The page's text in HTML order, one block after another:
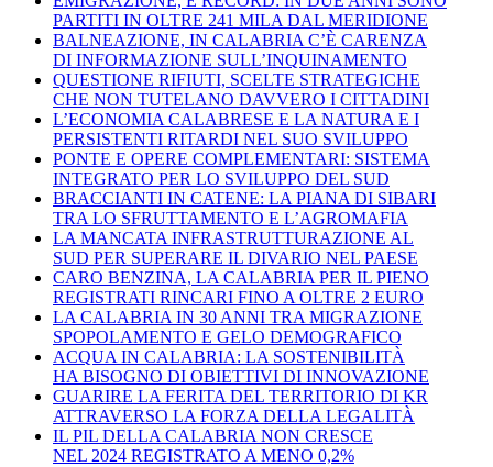
PARTITI IN OLTRE 241 MILA DAL MERIDIONE
BALNEAZIONE, IN CALABRIA C’È CARENZA
DI INFORMAZIONE SULL’INQUINAMENTO
QUESTIONE RIFIUTI, SCELTE STRATEGICHE
CHE NON TUTELANO DAVVERO I CITTADINI
L’ECONOMIA CALABRESE E LA NATURA E I
PERSISTENTI RITARDI NEL SUO SVILUPPO
PONTE E OPERE COMPLEMENTARI: SISTEMA
INTEGRATO PER LO SVILUPPO DEL SUD
BRACCIANTI IN CATENE: LA PIANA DI SIBARI
TRA LO SFRUTTAMENTO E L’AGROMAFIA
LA MANCATA INFRASTRUTTURAZIONE AL
SUD PER SUPERARE IL DIVARIO NEL PAESE
CARO BENZINA, LA CALABRIA PER IL PIENO
REGISTRATI RINCARI FINO A OLTRE 2 EURO
LA CALABRIA IN 30 ANNI TRA MIGRAZIONE
SPOPOLAMENTO E GELO DEMOGRAFICO
ACQUA IN CALABRIA: LA SOSTENIBILITÀ
HA BISOGNO DI OBIETTIVI DI INNOVAZIONE
GUARIRE LA FERITA DEL TERRITORIO DI KR
ATTRAVERSO LA FORZA DELLA LEGALITÀ
IL PIL DELLA CALABRIA NON CRESCE
NEL 2024 REGISTRATO A MENO 0,2%